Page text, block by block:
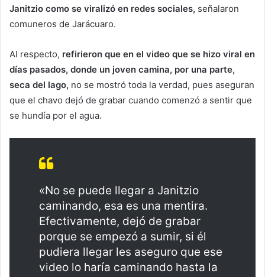
Janitzio como se viralizó en redes sociales, señalaron
comuneros de Jarácuaro.
Al respecto, refirieron que en el video que se hizo viral en
días pasados, donde un joven camina, por una parte,
seca del lago, no se mostró toda la verdad, pues aseguran
que el chavo dejó de grabar cuando comenzó a sentir que
se hundía por el agua.
«No se puede llegar a Janitzio
caminando, esa es una mentira.
Efectivamente, dejó de grabar
porque se empezó a sumir, si él
pudiera llegar les aseguro que ese
video lo haría caminando hasta la